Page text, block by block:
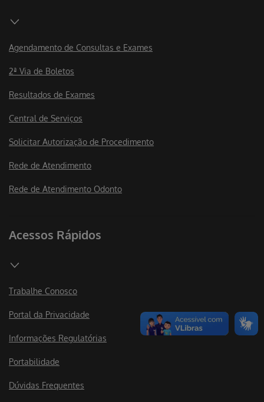
Agendamento de Consultas e Exames
2ª Via de Boletos
Resultados de Exames
Central de Serviços
Solicitar Autorização de Procedimento
Rede de Atendimento
Rede de Atendimento Odonto
Acessos Rápidos
Trabalhe Conosco
Portal da Privacidade
Informações Regulatórias
Portabilidade
Dúvidas Frequentes